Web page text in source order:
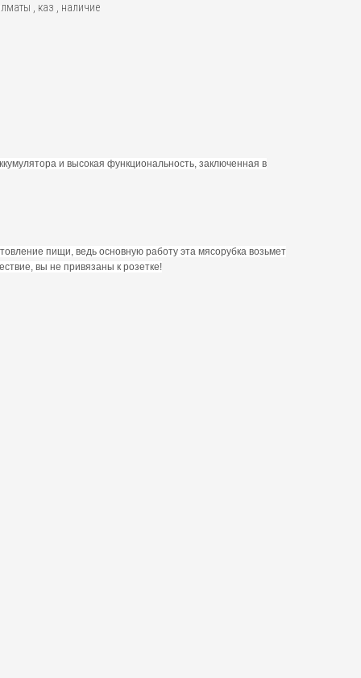
каз наличие
и высокая функциональность, заключенная в
пищи, ведь основную работу эта мясорубка возьмет
вы не привязаны к розетке!